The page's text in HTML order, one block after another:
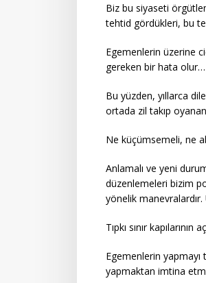
Biz bu siyaseti
tehtid gördükleri, bu
Egemenlerin üzerine
gereken bir hata olur…
Bu yüzden, yıllarca
ortada zil takıp
Ne küçümsemeli, ne
Anlamalı ve yeni
düzenlemeleri bizim
yönelik
Tıpkı sınır
Egemenlerin
yapmaktan imtina